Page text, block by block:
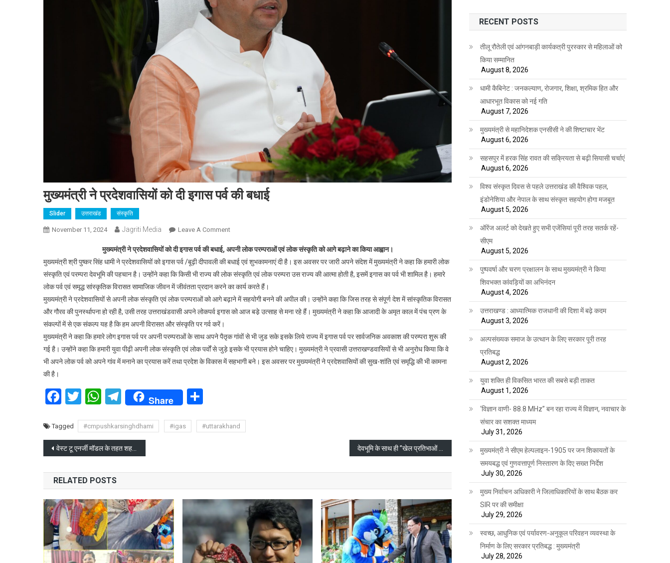
मुख्यमंत्री ने प्रदेशवासियों को दी इगास पर्व की बधाई
Slider उत्तराखंड संस्कृति
November 11, 2024 Jagriti Media Leave A CommentOn
ने
प्रदेशवासियों
को
दी
इगास
पर्व
बधाई
मुख्यमंत्री ने प्रदेशवासियों को दी इगास पर्व की बधाई, अपनी लोक परम्पराओं एवं लोक संस्कृति को आगे बढ़ाने का किया आह्वान।
मुख्यमंत्री श्री पुष्कर सिंह धामी ने प्रदेशवासियों को इगास पर्व /बूढ़ी दीपावली की बधाई एवं शुभकामनाएं दी है। इस अवसर पर जारी अपने संदेश में मुख्यमंत्री ने कहा कि हमारी लोक
संस्कृति एवं परम्परा देवभूमि की पहचान है। उन्होंने कहा कि किसी भी राज्य की लोक संस्कृति एवं लोक परम्परा उस राज्य की आत्मा होती है, इसमें इगास का पर्व भी शामिल है। हमारे
लोक पर्व एवं समृद्ध सांस्कृतिक विरासत सामाजिक जीवन में जीवंतता प्रदान करने का कार्य करते हैं।
मुख्यमंत्री ने प्रदेशवासियों से अपनी लोक संस्कृति एवं लोक परम्पराओं को आगे बढ़ाने में सहयोगी बनने की अपील की। उन्होंने कहा कि जिस तरह से संपूर्ण देश में सांस्कृतिक विरासत
और गौरव की पुनर्स्थापना हो रही है, उसी तरह उत्तराखंडवासी अपने लोकपर्व इगास को आज बडे़ उत्साह से मना रहे हैं। मुख्यमंत्री ने कहा कि आजादी के अमृत काल में पंच प्रण के
संकल्पों में से एक संकल्प यह है कि हम अपनी विरासत और संस्कृति पर गर्व करें।
मुख्यमंत्री ने कहा कि हमारे लोग इगास पर्व पर अपनी परम्पराओं के साथ अपने पैतृक गांवों से भी जुड सके इसके लिये राज्य में इगास पर्व पर सार्वजनिक अवकाश की परम्परा शुरू की
गई है। उन्होंने कहा कि हमारी युवा पीढ़ी अपनी लोक संस्कृति एवं लोक पर्वों से जुड़े इसके भी प्रयास होने चाहिए। मुख्यमंत्री ने प्रवासी उत्तराखण्डवासियों से भी अनुरोध किया कि वे
भी अपने लोक पर्व को अपने गांव में मनाने का प्रयास करें तथा प्रदेश के विकास में सहभागी बने। इस अवसर पर मुख्यमंत्री ने प्रदेशवासियों की सुख-शांति एवं समृद्धि की भी कामना
की है।
Facebook
Twitter
WhatsApp
Telegram
Share
Tagged #cmpushkarsinghdhami #igas #uttarakhand
Post
navigation
वेस्ट टू एनर्जी मॉडल के तहत शहरों में पैदा होने वाले कूड़े से बनने लगी है बिजली और खाद
RELATED POSTS
RECENT POSTS
तीलू रौतेली एवं आंगनबाड़ी कार्यकत्री पुरस्कार से महिलाओं को
किया सम्मानित
August 8, 2026
धामी कैबिनेट : जनकल्याण, रोजगार, शिक्षा, श्रमिक हित और
आधारभूत विकास को नई गति
August 7, 2026
मुख्यमंत्री से महानिदेशक एनसीसी ने की शिष्टाचार भेंट
August 6, 2026
सहसपुर में हरक सिंह रावत की सक्रियता से बढ़ी सियासी चर्चाएं
August 6, 2026
विश्व संस्कृत दिवस से पहले उत्तराखंड की वैश्विक पहल,
इंडोनेशिया और नेपाल के साथ संस्कृत सहयोग होगा मजबूत
August 5, 2026
ऑरेंज अलर्ट को देखते हुए सभी एजेंसियां पूरी तरह सतर्क रहें-
सीएम
August 5, 2026
पुष्पवर्षा और चरण प्रक्षालन के साथ मुख्यमंत्री ने किया
शिवभक्त कांवड़ियों का अभिनंदन
August 4, 2026
उत्तराखण्ड : आध्यात्मिक राजधानी की दिशा में बढ़े कदम
August 3, 2026
अल्पसंख्यक समाज के उत्थान के लिए सरकार पूरी तरह
प्रतिबद्ध
August 2, 2026
युवा शक्ति ही विकसित भारत की सबसे बड़ी ताकत
August 1, 2026
‘विज्ञान वाणी- 88.8 MHz” बन रहा राज्य में विज्ञान, नवाचार के
संचार का सशक्त माध्यम
July 31, 2026
मुख्यमंत्री ने सीएम हेल्पलाइन-1905 पर जन शिकायतों के
समयबद्ध एवं गुणवत्तापूर्ण निस्तारण के दिए सख्त निर्देश
July 30, 2026
मुख्य निर्वाचन अधिकारी ने जिलाधिकारियों के साथ बैठक कर
SIR पर की समीक्षा
July 29, 2026
स्वच्छ, आधुनिक एवं पर्यावरण-अनुकूल परिवहन व्यवस्था के
निर्माण के लिए सरकार प्रतिबद्ध : मुख्यमंत्री
July 28, 2026